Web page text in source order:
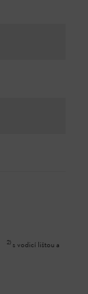
2) s vodicí lištou a